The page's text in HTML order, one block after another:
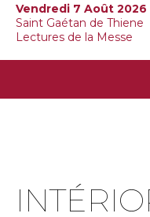
Vendredi 7 Août 2026
Saint Gaétan de Thiene
Lectures de la Messe